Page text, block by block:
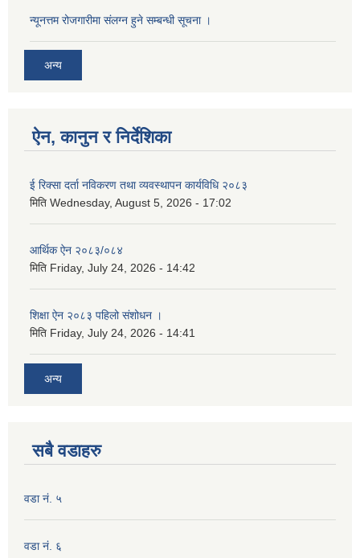
न्यूनत्तम रोजगारीमा संलग्न हुने सम्बन्धी सूचना ।
अन्य
ऐन, कानुन र निर्देशिका
ई रिक्सा दर्ता नविकरण तथा व्यवस्थापन कार्यविधि २०८३
मिति Wednesday, August 5, 2026 - 17:02
आर्थिक ऐन २०८३/०८४
मिति Friday, July 24, 2026 - 14:42
शिक्षा ऐन २०८३ पहिलो संशोधन ।
मिति Friday, July 24, 2026 - 14:41
अन्य
सबै वडाहरु
वडा नं. ५
वडा नं. ६